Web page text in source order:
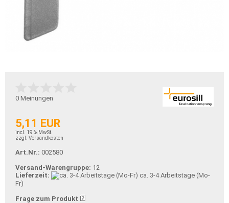
0 Meinungen
5,11 EUR
incl. 19 % MwSt.
zzgl. Versandkosten
Art.Nr.: 002580
Versand-Warengruppe: 12
Lieferzeit:
ca. 3-4 Arbeitstage (Mo-
Fr)
Frage zum Produkt